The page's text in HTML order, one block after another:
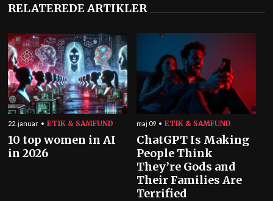
RELATEREDE ARTIKLER
22. januar ETIK & SAMFUND
10 top women in AI
in 2026
maj 09 ETIK & SAMFUND
ChatGPT Is Making
People Think
They’re Gods and
Their Families Are
Terrified